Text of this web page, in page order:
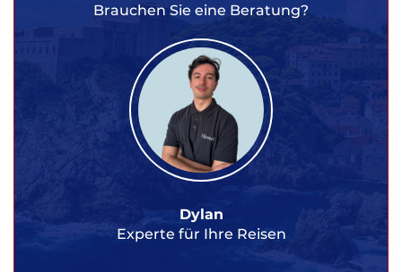
Brauchen Sie eine Beratung?
Dylan
Experte für Ihre Reisen